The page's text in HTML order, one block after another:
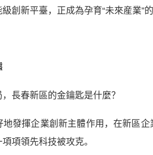
創新平臺，正成為孕育“未來産業”的
春新區的金鑰匙是什麼？
揮企業創新主體作用，在新區企
項領先科技被攻克。